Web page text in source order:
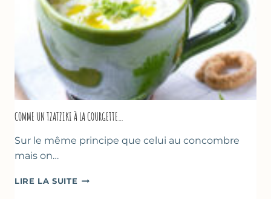
COMME UN TZATZIKI À LA COURGETTE…
Sur le même principe que celui au concombre
mais on…
LIRE LA SUITE COMME